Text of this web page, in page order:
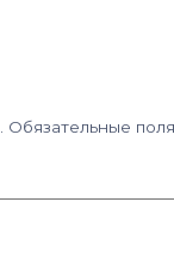
Обязательные поля